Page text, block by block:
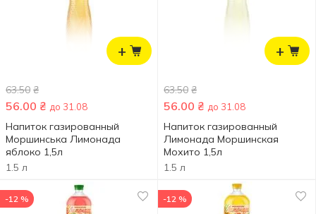
+
63.50 ₴
56.00 ₴ до 31.08
Напиток газированный
Моршинська Лимонада
яблоко 1,5л
1.5 л
+
63.50 ₴
56.00 ₴ до 31.08
Напиток газированный
Лимонада Моршинская
Мохито 1,5л
1.5 л
-12 % -12 %